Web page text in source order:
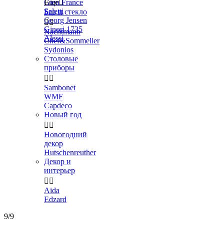
Gien France
Seletti
Georg Jensen
Ginori 1735
Alessi
Еще
Бар и стекло

Nachtmann
Chef&Sommelier
Sydonios
Столовые
приборы
 
Sambonet
WMF
Capdeco
Новый год
 
Новогодний
декор
Hutschenreuther
Декор и
интерьер
 
Aida
Edzard
9/9